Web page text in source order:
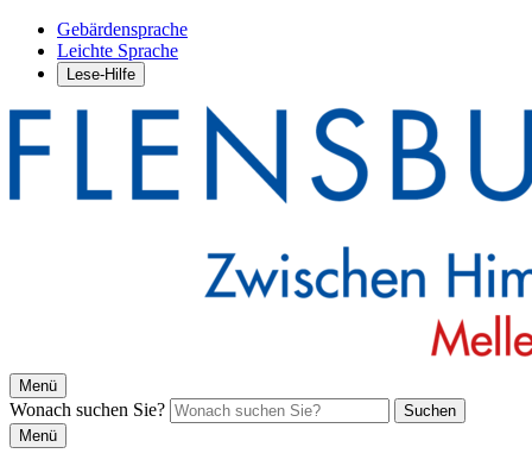
Gebärdensprache
Leichte Sprache
Lese-Hilfe
Menü
Wonach suchen Sie?
Suchen
Menü